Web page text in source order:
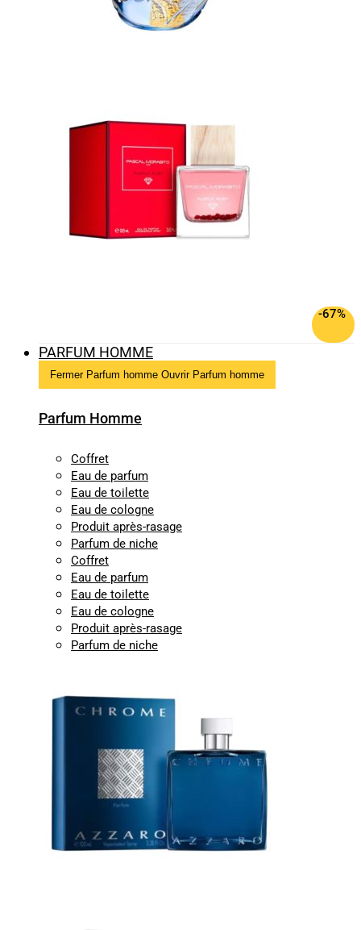
-67%
PARFUM HOMME
Fermer Parfum homme Ouvrir Parfum homme
Parfum Homme
Coffret
Eau de parfum
Eau de toilette
Eau de cologne
Produit après-rasage
Parfum de niche
Coffret
Eau de parfum
Eau de toilette
Eau de cologne
Produit après-rasage
Parfum de niche